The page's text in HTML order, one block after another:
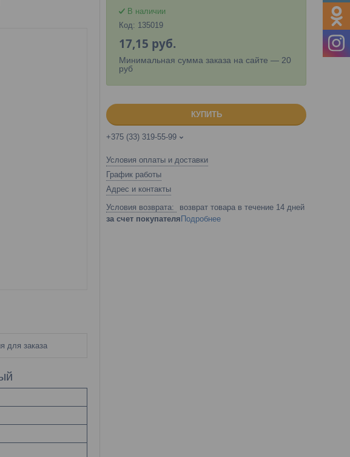
для заказа
В наличии
Код: 135019
17,15 руб.
Минимальная сумма заказа на сайте — 20
руб
КУПИТЬ
+375 (33) 319-55-99
Условия оплаты и доставки
График работы
Адрес и контакты
возврат товара в течение 14 дней
за счет покупателя Подробнее